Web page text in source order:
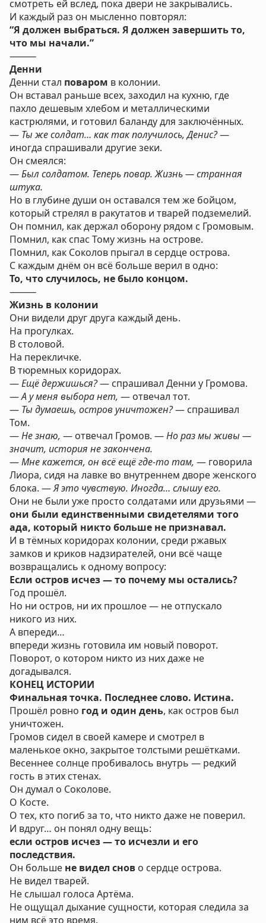
смотреть ей вслед, пока двери не закрывались.
И каждый раз он мысленно повторял:
“Я должен выбраться. Я должен завершить то,
что мы начали.”
⸻
Денни
Денни стал поваром в колонии.
Он вставал раньше всех, заходил на кухню, где
пахло дешевым хлебом и металлическими
кастрюлями, и готовил баланду для заключённых.
— Ты же солдат… как так получилось, Денис?—
иногда спрашивали другие зеки.
Он смеялся:
—Был солдатом. Теперь повар. Жизнь — странная
штука.
Но в глубине души он оставался тем же бойцом,
который стрелял в ракутатов и тварей подземелий.
Он помнил, как держал оборону рядом с Громовым.
Помнил, как спас Тому жизнь на острове.
Помнил, как Соколов прыгал в сердце острова.
С каждым днём он всё больше верил в одно:
То, что случилось, не было концом.
⸻
Жизнь в колонии
Они видели друг друга каждый день.
На прогулках.
В столовой.
На перекличке.
В тюремных коридорах.
—Ещё держишься?— спрашивал Денни у Громова.
—А у меня выбора нет, — отвечал тот.
— Ты думаешь, остров уничтожен?— спрашивал
Том.
—Не знаю, — отвечал Громов. —Но раз мы живы —
значит, история не закончена.
—Мне кажется, он всё ещё где-то там, — говорила
Лиора, сидя на лавке во внутреннем дворе женского
блока. —Я это чувствую. Иногда… слышу его.
Они не были уже просто солдатами или друзьями —
они были единственными свидетелями того
ада, который никто больше не признавал.
И в тёмных коридорах колонии, среди ржавых
замков и криков надзирателей, они всё чаще
возвращались к одному вопросу:
Если остров исчез — то почему мы остались?
Год прошёл.
Но ни остров, ни их прошлое — не отпускало
никого из них.
А впереди…
впереди жизнь готовила им новый поворот.
Поворот, о котором никто из них даже не
догадывался.
КОНЕЦ ИСТОРИИ
Финальная точка. Последнее слово. Истина.
Прошёл ровно год и один день, как остров был
уничтожен.
Громов сидел в своей камере и смотрел в
маленькое окно, закрытое толстыми решётками.
Весеннее солнце пробивалось внутрь — редкий
гость в этих стенах.
Он думал о Соколове.
О Косте.
О тех, кто погиб за то, что никто даже не поверил.
И вдруг… он понял одну вещь:
если остров исчез — то исчезли и его
последствия.
Он больше не видел снов о сердце острова.
Не видел тварей.
Не слышал голоса Артёма.
Не ощущал дыхание сущности, которая следила за
ним всё это время.